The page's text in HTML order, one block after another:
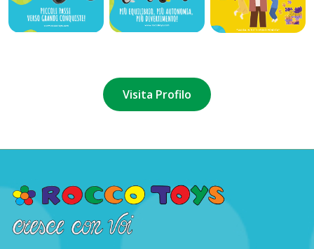
Visita Profilo